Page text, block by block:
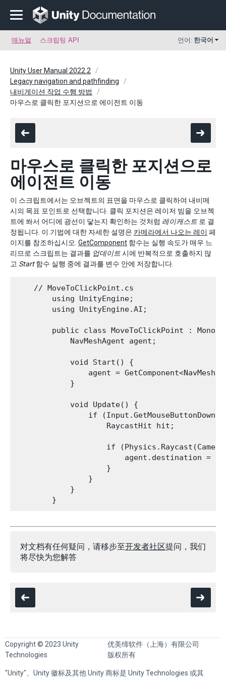
매뉴얼 스크립팅 API 언어: 한국어
Unity User Manual 2022.2
Legacy navigation and pathfinding
내비게이션 작업 수행 방법
마우스로 클릭한 포지션으로 에이전트 이동
마우스로 클릭한 포지션으로
에이전트 이동
이 스크립트에서는 오브젝트의 표면을 마우스로 클릭하여 내비메
시의 목표 포인트로 선택합니다. 클릭 포지션은 레이저 빔을 오브젝
트에 쏴서 어디에 광선이 닿는지 확인하는 것처럼 레이캐스트 로 결
정됩니다. 이 기법에 대한 자세한 설명은 카메라에서 나오는 레이 페
이지를 참조하십시오. GetComponent 함수는 실행 속도가 매우 느
리므로 스크립트는 결과를 업데이트시에 반복적으로 호출하지 많
고 Start함수 실행 중에 결과를 변수 안에 저장합니다.
    // MoveToClickPoint.cs
        using UnityEngine;
        using UnityEngine.AI;
public class MoveToClickPoint :
            NavMeshAgent agent;
            void Start() {
agent =
            }
            void Update() {
if
                    RaycastHit hit;
if
agent.destination =
                    }
                }
            }
对文档有任何疑问，请移步至开发者社区提问，我们
将尽快为您解答
Copyright © 2023 Unity
Technologies
优美缔软件（上海）有限公司
版权所有
"Unity"、Unity 徽标及其他 Unity 商标是 Unity Technologies 或其